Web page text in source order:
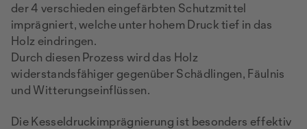
der 4 verschieden eingefärbten Schutzmittel
imprägniert, welche unter hohem Druck tief in das
Holz eindringen.
Durch diesen Prozess wird das Holz
widerstandsfähiger gegenüber Schädlingen, Fäulnis
und Witterungseinflüssen.
Die Kesseldruckimprägnierung ist besonders effektiv